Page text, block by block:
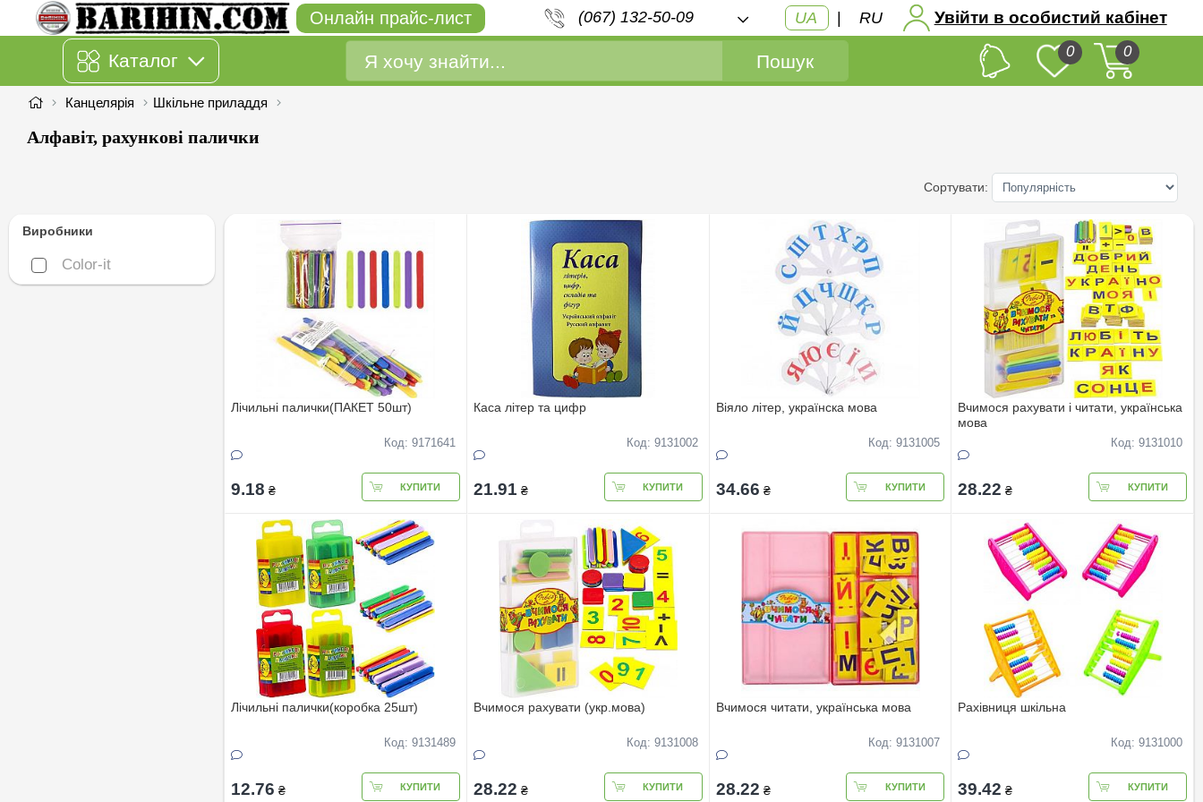
Онлайн прайс-лист (067) 132-50-09 UA | RU Увійти в особистий кабінет
Каталог Пошук 0 0
Канцелярія Шкільне приладдя
Алфавіт, рахункові палички
Сортувати:
Виробники
Color-it
Color-it
Лічильні палички(ПАКЕТ 50шт)
Код: 9171641
9.18 ₴ КУПИТИ
Каса літер та цифр
Код: 9131002
21.91 ₴ КУПИТИ
Віяло літер, українска мова
Код: 9131005
34.66 ₴ КУПИТИ
Вчимося рахувати і читати, українська
мова
Код: 9131010
28.22 ₴ КУПИТИ
Лічильні палички(коробка 25шт)
Код: 9131489
12.76 ₴ КУПИТИ
Вчимося рахувати (укр.мова)
Код: 9131008
28.22 ₴ КУПИТИ
Вчимося читати, українська мова
Код: 9131007
28.22 ₴ КУПИТИ
Рахівниця шкільна
Код: 9131000
39.42 ₴ КУПИТИ